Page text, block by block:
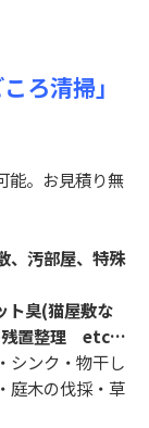
ろ清掃」
能。お見積り無
、汚部屋、特殊
ト臭(猫屋敷な
残置整理 etc…
シンク・物干し
庭木の伐採・草